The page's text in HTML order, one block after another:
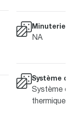
Minuterie
NA
Système
Système
thermique